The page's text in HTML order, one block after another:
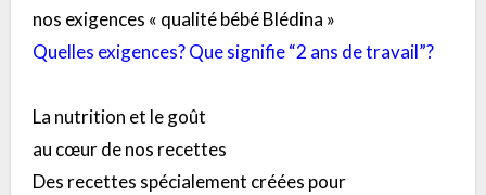
nos exigences « qualité bébé Blédina »
Quelles exigences? Que signifie “2 ans de travail”?
La nutrition et le goût
au cœur de nos recettes
Des recettes spécialement créées pour